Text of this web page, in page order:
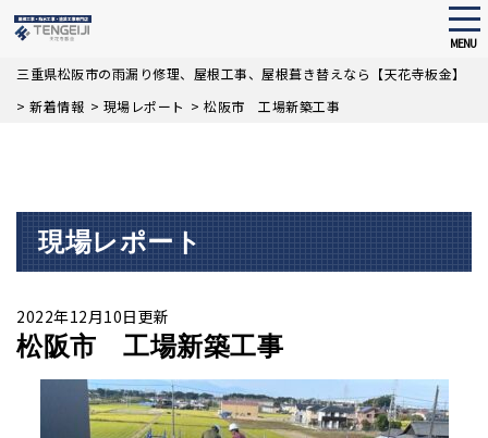
Skip
main
MENU
三重県松阪市の雨漏り修理、屋根工事、屋根葺き替えなら【天花寺板金】
> 新着情報 > 現場レポート > 松阪市 工場新築工事
現場レポート
2022年12月10日更新
松阪市 工場新築工事